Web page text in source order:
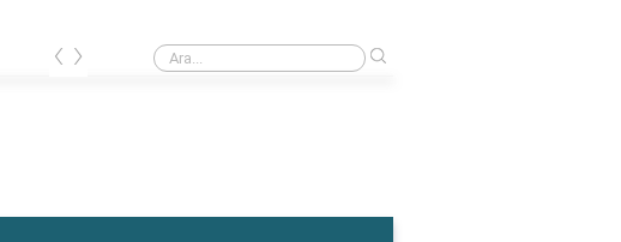
Ahşap traktör fiyatları
‹ ›